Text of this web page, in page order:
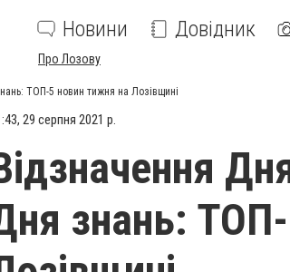
Новини Довідник
Про Лозову
ТОП-5 новин тижня на Лозівщині
29 серпня 2021 р.
знань: